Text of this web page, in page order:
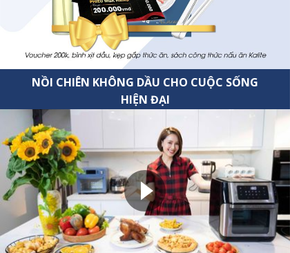
NỒI CHIÊN KHÔNG DẦU CHO CUỘC SỐNG
HIỆN ĐẠI